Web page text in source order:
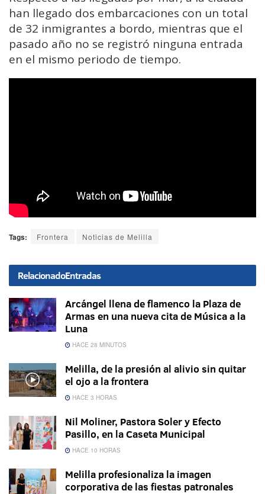
han llegado dos embarcaciones con un total
de 32 inmigrantes a bordo, mientras que el
pasado año no se registró ninguna entrada
en el mismo periodo de tiempo.
Tags: Frontera Noticias de Melilla
RelacionadoEntradas
Arcángel llena de flamenco la Plaza de
Armas en una nueva cita de Música a la
Luna
HACE 28 MINUTOS
Melilla, de la presión al alivio sin quitar
el ojo a la frontera
HACE 3 HORAS
Nil Moliner, Pastora Soler y Efecto
Pasillo, en la Caseta Municipal
HACE 10 HORAS
Melilla profesionaliza la imagen
corporativa de las fiestas patronales